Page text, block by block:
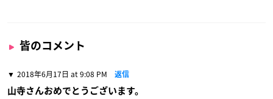
皆のコメント
2018年6月17日 at 9:08 PM 返信
山寺さんおめでとうございます。